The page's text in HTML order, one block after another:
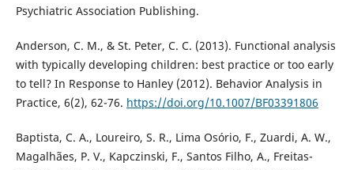
Psychiatric Association Publishing.
Anderson, C. M., & St. Peter, C. C. (2013). Functional analysis
with typically developing children: best practice or too early
to tell? In Response to Hanley (2012). Behavior Analysis in
Practice, 6(2), 62-76. https://doi.org/10.1007/BF03391806
Baptista, C. A., Loureiro, S. R., Lima Osório, F., Zuardi, A. W.,
Magalhães, P. V., Kapczinski, F., Santos Filho, A., Freitas-